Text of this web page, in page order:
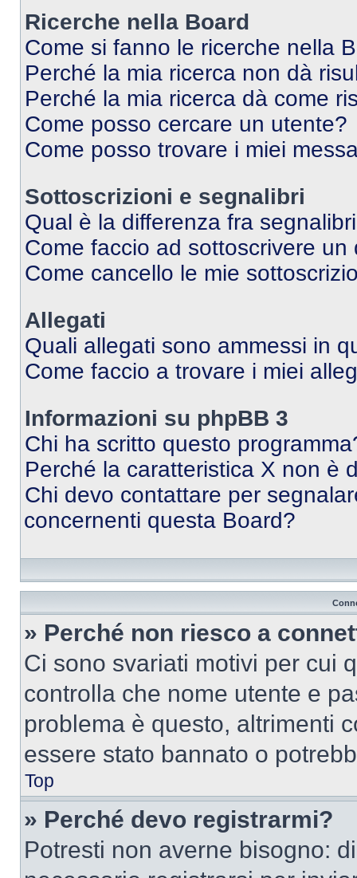
Ricerche nella Board
Come si fanno le ricerche nella
Perché la mia ricerca non dà
Perché la mia ricerca dà come
Come posso cercare un utente?
Come posso trovare i miei
Sottoscrizioni e segnalibri
Qual è la differenza fra
Come faccio ad sottoscrivere
Come cancello le mie
Allegati
Quali allegati sono ammessi in
Come faccio a trovare i miei
Informazioni su phpBB 3
Chi ha scritto questo
Perché la caratteristica X non è
Chi devo contattare per
concernenti questa Board?
» Perché non riesco a
Ci sono svariati motivi per cui
controlla che nome utente e
problema è questo, altrimenti
essere stato bannato o
Top
» Perché devo registrarmi?
Potresti non averne bisogno: